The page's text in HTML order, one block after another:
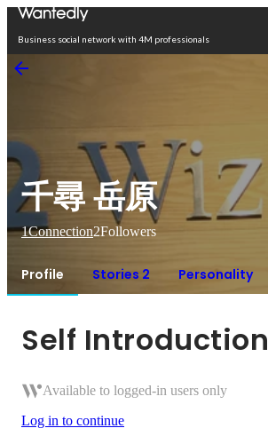
Business social network with 4M professionals
千尋 岳原
1Connection2Followers
Profile Stories 2 Personality
Self Introduction
Available to logged-in users only
Log in to continue